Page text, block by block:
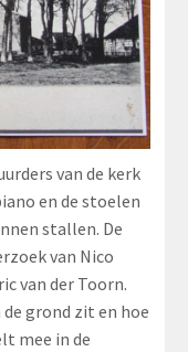
van de kerk
en de stoelen
stallen. De
van Nico
van der Toorn.
grond zit en hoe
mee in de